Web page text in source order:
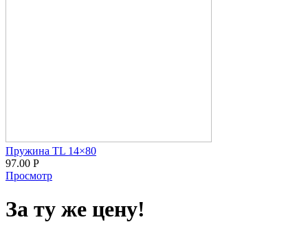
Пружина TL 14×80
97.00 Р
Просмотр
За ту же цену!